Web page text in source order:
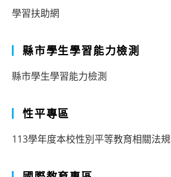
學習扶助網
縣市學生學習能力檢測
縣市學生學習能力檢測
性平專區
113學年度本校性別平等教育相關法規